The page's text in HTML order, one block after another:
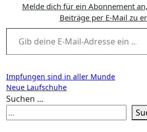
Melde dich für ein Abonnement an, um die neuesten
Beiträge per E-Mail zu
Gib deine E-Mail-Adresse ein ...
Beitragsnavigation
Impfungen sind in aller Munde
Neue Laufschuhe
Suchen ...